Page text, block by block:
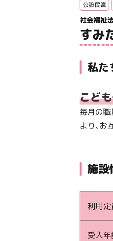
公設民営
社会福祉
すみ
私た
こど
毎月の
より、お
施設
利用定
受入